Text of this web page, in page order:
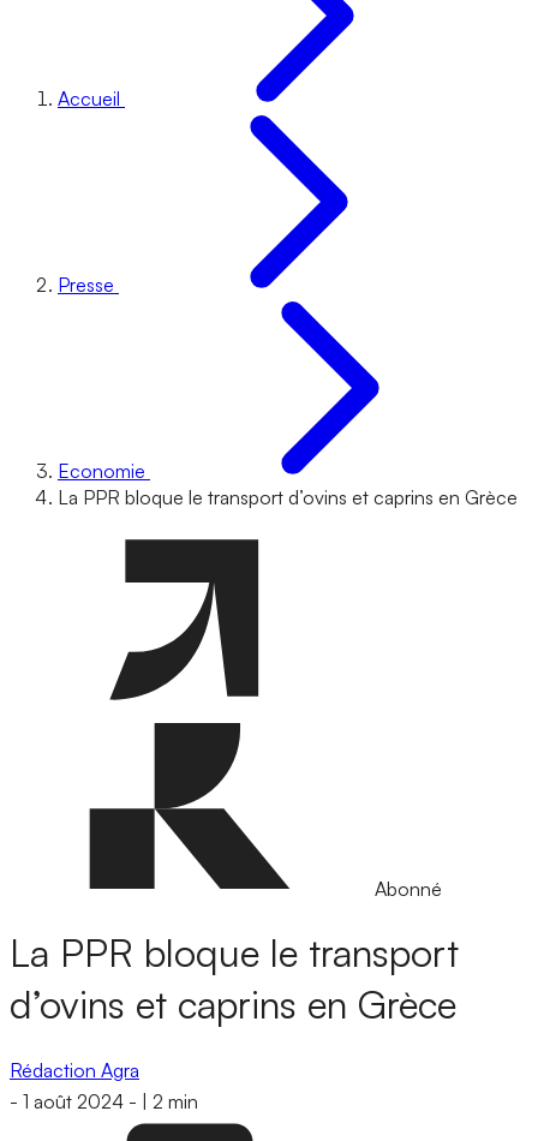
Accueil
Presse
Economie
La PPR bloque le transport d’ovins et caprins en Grèce
Abonné
La PPR bloque le transport
d’ovins et caprins en Grèce
Rédaction Agra
- 1 août 2024 - 2 min